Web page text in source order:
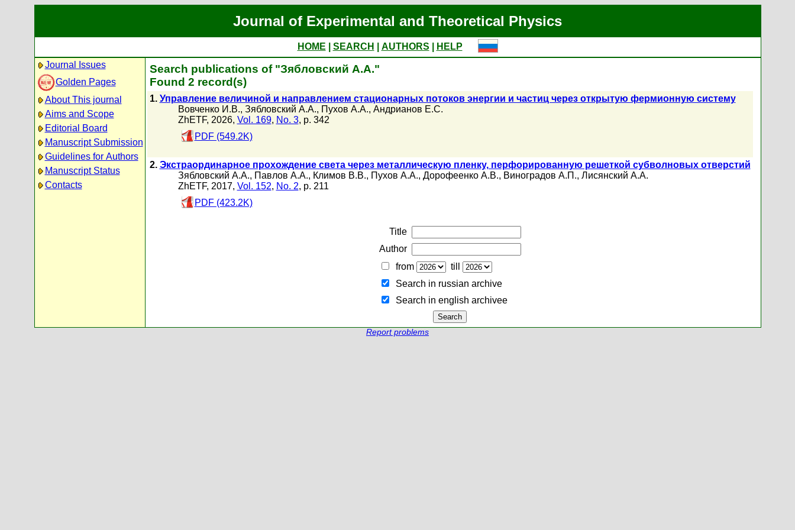
Journal of Experimental and Theoretical Physics
HOME SEARCH AUTHORS
HELP
Journal Issues
Golden Pages
About This journal
Aims and Scope
Editorial Board
Manuscript Submission
Guidelines for Authors
Manuscript Status
Contacts
Search publications of "Зябловский А.А."
Found 2 record(s)
1. Управление величиной и направлением cтационарных потоков энергии и частиц через открытую фермионную систему
Вовченко И.В., Зябловский А.А., Пухов А.А., Андрианов Е.С.
ZhETF, 2026, Vol. 169, No. 3, p. 342
PDF (549.2K)
2. Экстраординарное прохождение света через металлическую пленку, перфорированную решеткой субволновых отверстий
Зябловский А.А., Павлов А.А., Климов В.В., Пухов А.А., Дорофеенко А.В., Виноградов А.П., Лисянский А.А.
ZhETF, 2017, Vol. 152, No. 2, p. 211
PDF (423.2K)
Title
Author
from
till
Search in russian archive
Search in english archiveе
Report problems